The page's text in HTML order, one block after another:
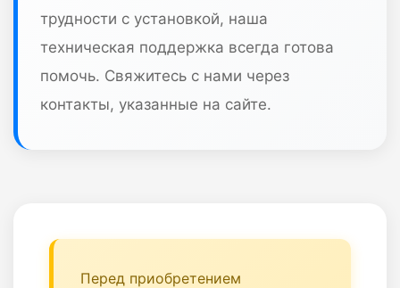
трудности с установкой, наша
техническая поддержка всегда готова
помочь. Свяжитесь с нами через
контакты, указанные на сайте.
Перед приобретением